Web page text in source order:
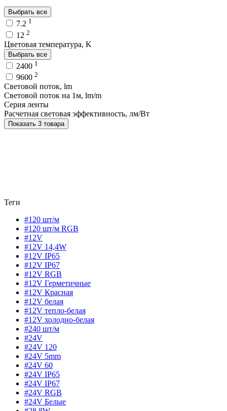
Выбрать все
7.2 1
12 2
Цветовая температура, K
Выбрать все
2400 1
9600 2
Световой поток, lm
Световой поток на 1м, lm/m
Серия ленты
Расчетная световая эффективность, лм/Вт
Показать 3 товара
Теги
#120 шт/м
#120 шт/м RGB
#12V
#12V 14,4W
#12V IP65
#12V IP67
#12V RGB
#12V Герметичные
#12V Красная
#12V белая
#12V тепло-белая
#12V холодно-белая
#240 шт/м
#24V
#24V 120
#24V 5mm
#24V 60
#24V IP65
#24V IP67
#24V RGB
#24V Белые